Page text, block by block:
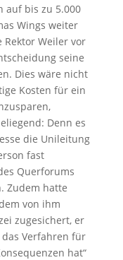
auf bis zu 5.000
Wings weiter
Rektor Weiler vor
seine
Dies wäre nicht
Kosten für ein
Denn es
die Unileitung
fast
Querforums
Zudem hatte
von ihm
zugesichert, er
Verfahren für
hat“